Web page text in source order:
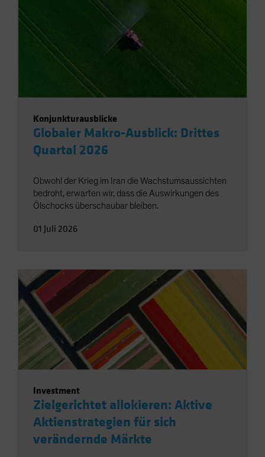
Konjunkturausblicke
Globaler Makro-Ausblick: Drittes
Quartal 2026
Obwohl der Krieg im Iran die Wachstumsaussichten
bedroht, erwarten wir, dass die Auswirkungen des
Ölschocks überschaubar bleiben.
01 Juli 2026
Investment
Zielgerichtet allokieren: Aktive
Aktienstrategien für sich
verändernde Märkte